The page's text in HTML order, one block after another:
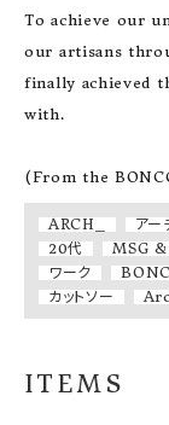
To achieve our
our artisans
finally achieved
with.
(From the
ARCH_ アー
20代
MSG
ワーク
カットソー
ITEMS